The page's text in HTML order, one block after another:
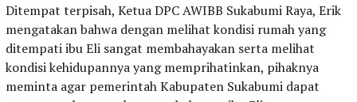
Ditempat terpisah, Ketua DPC AWIBB Sukabumi Raya, Erik
mengatakan bahwa dengan melihat kondisi rumah yang
ditempati ibu Eli sangat membahayakan serta melihat
kondisi kehidupannya yang memprihatinkan, pihaknya
meminta agar pemerintah Kabupaten Sukabumi dapat